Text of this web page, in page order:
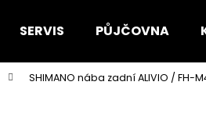
SERVIS PŮJČOVNA
SHIMANO nába zadní ALIVIO / FH-
najít?